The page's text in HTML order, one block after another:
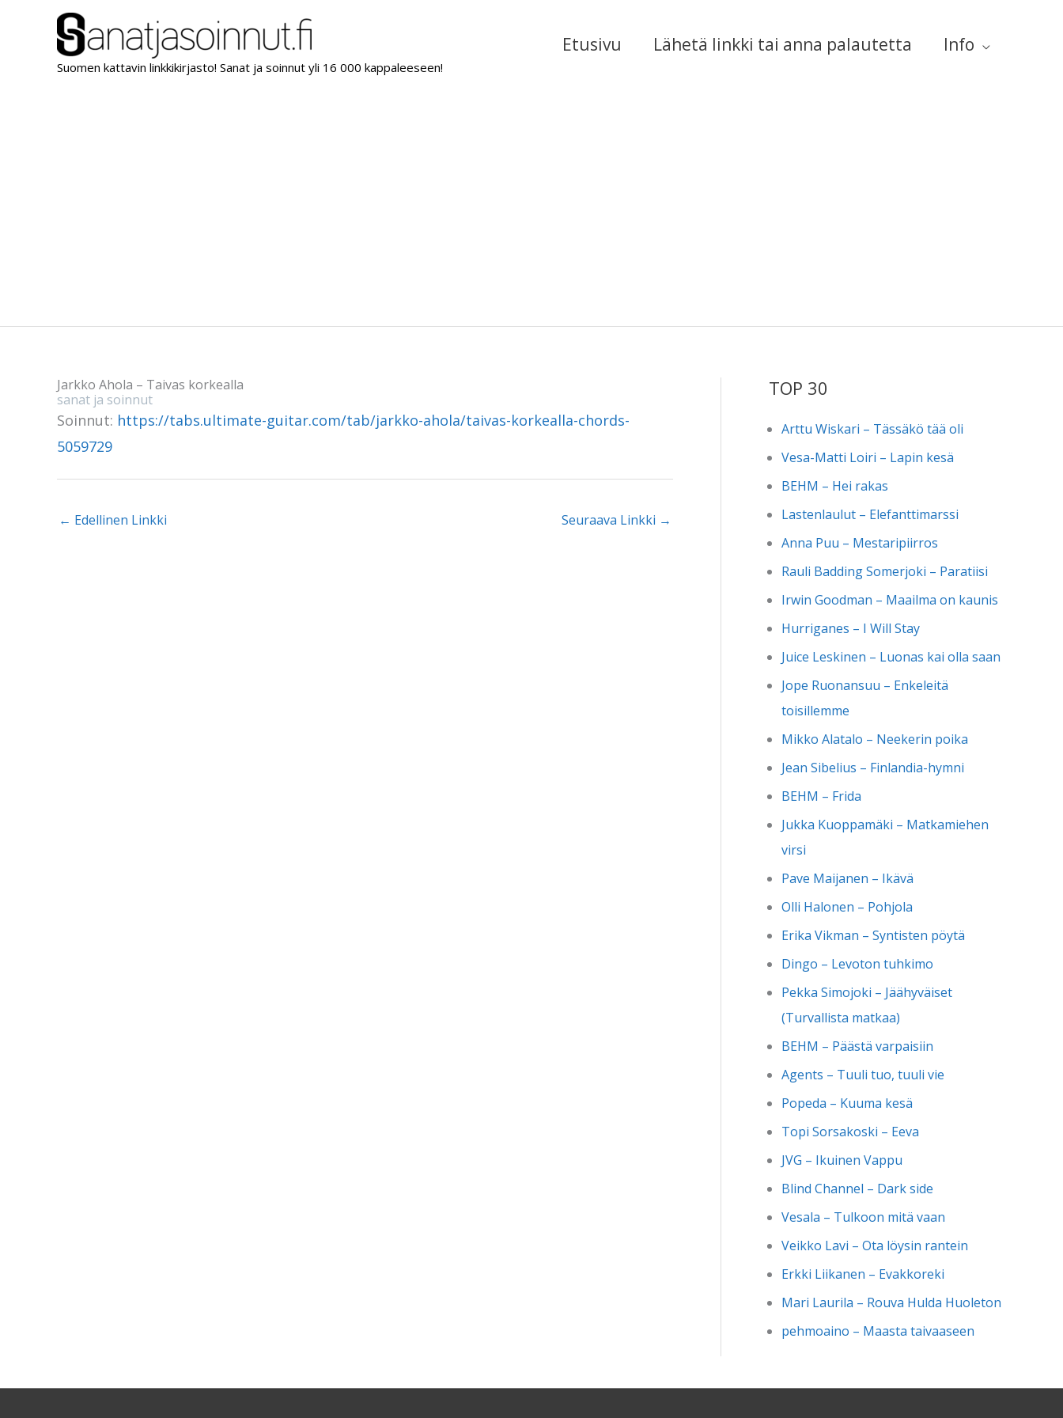
Suomen kattavin linkkikirjasto! Sanat ja soinnut yli 16 000 kappaleeseen!
Etusivu Lähetä linkki tai anna palautetta Info
Jarkko Ahola – Taivas korkealla
sanat ja soinnut
Soinnut: https://tabs.ultimate-guitar.com/tab/jarkko-ahola/taivas-korkealla-chords-
5059729
← Edellinen Linkki Seuraava Linkki →
TOP 30
Arttu Wiskari – Tässäkö tää oli
Vesa-Matti Loiri – Lapin kesä
BEHM – Hei rakas
Lastenlaulut – Elefanttimarssi
Anna Puu – Mestaripiirros
Rauli Badding Somerjoki – Paratiisi
Irwin Goodman – Maailma on kaunis
Hurriganes – I Will Stay
Juice Leskinen – Luonas kai olla saan
Jope Ruonansuu – Enkeleitä
toisillemme
Mikko Alatalo – Neekerin poika
Jean Sibelius – Finlandia-hymni
BEHM – Frida
Jukka Kuoppamäki – Matkamiehen
virsi
Pave Maijanen – Ikävä
Olli Halonen – Pohjola
Erika Vikman – Syntisten pöytä
Dingo – Levoton tuhkimo
Pekka Simojoki – Jäähyväiset
(Turvallista matkaa)
BEHM – Päästä varpaisiin
Agents – Tuuli tuo, tuuli vie
Popeda – Kuuma kesä
Topi Sorsakoski – Eeva
JVG – Ikuinen Vappu
Blind Channel – Dark side
Vesala – Tulkoon mitä vaan
Veikko Lavi – Ota löysin rantein
Erkki Liikanen – Evakkoreki
Mari Laurila – Rouva Hulda Huoleton
pehmoaino – Maasta taivaaseen